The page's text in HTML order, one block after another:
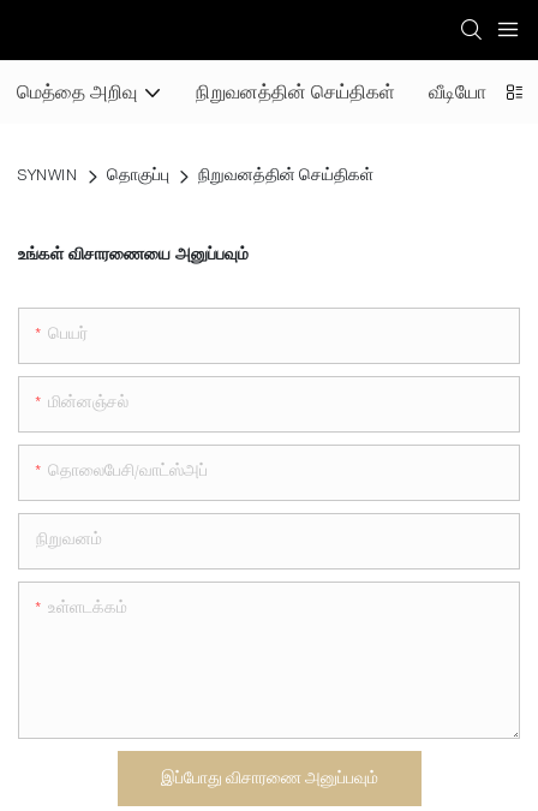
மெத்தை அறிவு நிறுவனத்தின் செய்திகள் வீடியோ
SYNWIN தொகுப்பு நிறுவனத்தின் செய்திகள்
உங்கள் விசாரணையை அனுப்பவும்
பெயர்
மின்னஞ்சல்
தொலைபேசி/வாட்ஸ்அப்
நிறுவனம்
உள்ளடக்கம்
இப்போது விசாரணை அனுப்பவும்